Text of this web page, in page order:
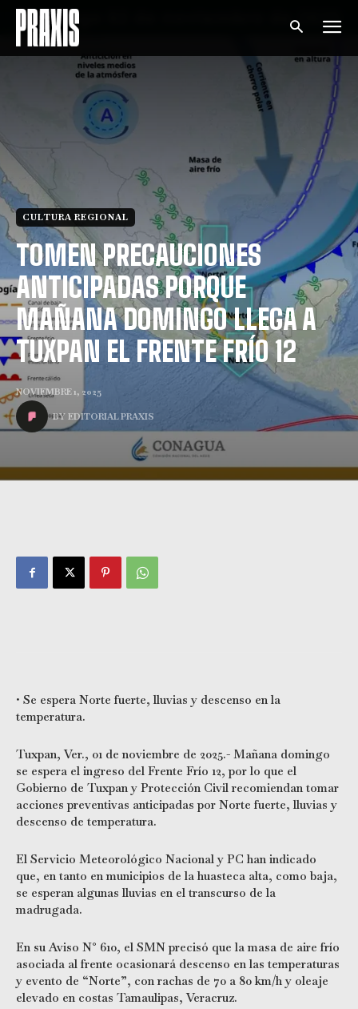
CULTURA REGIONAL
TOMEN PRECAUCIONES
ANTICIPADAS PORQUE
MAÑANA DOMINGO LLEGA A
TUXPAN EL FRENTE FRÍO 12
NOVIEMBRE 1, 2025
BY EDITORIAL PRAXIS
• Se espera Norte fuerte, lluvias y descenso en la
temperatura.
Tuxpan, Ver., 01 de noviembre de 2025.- Mañana domingo
se espera el ingreso del Frente Frío 12, por lo que el
Gobierno de Tuxpan y Protección Civil recomiendan tomar
acciones preventivas anticipadas por Norte fuerte, lluvias y
descenso de temperatura.
El Servicio Meteorológico Nacional y PC han indicado
que, en tanto en municipios de la huasteca alta, como baja,
se esperan algunas lluvias en el transcurso de la
madrugada.
En su Aviso N° 610, el SMN precisó que la masa de aire frío
asociada al frente ocasionará descenso en las temperaturas
y evento de “Norte”, con rachas de 70 a 80 km/h y oleaje
elevado en costas Tamaulipas, Veracruz.